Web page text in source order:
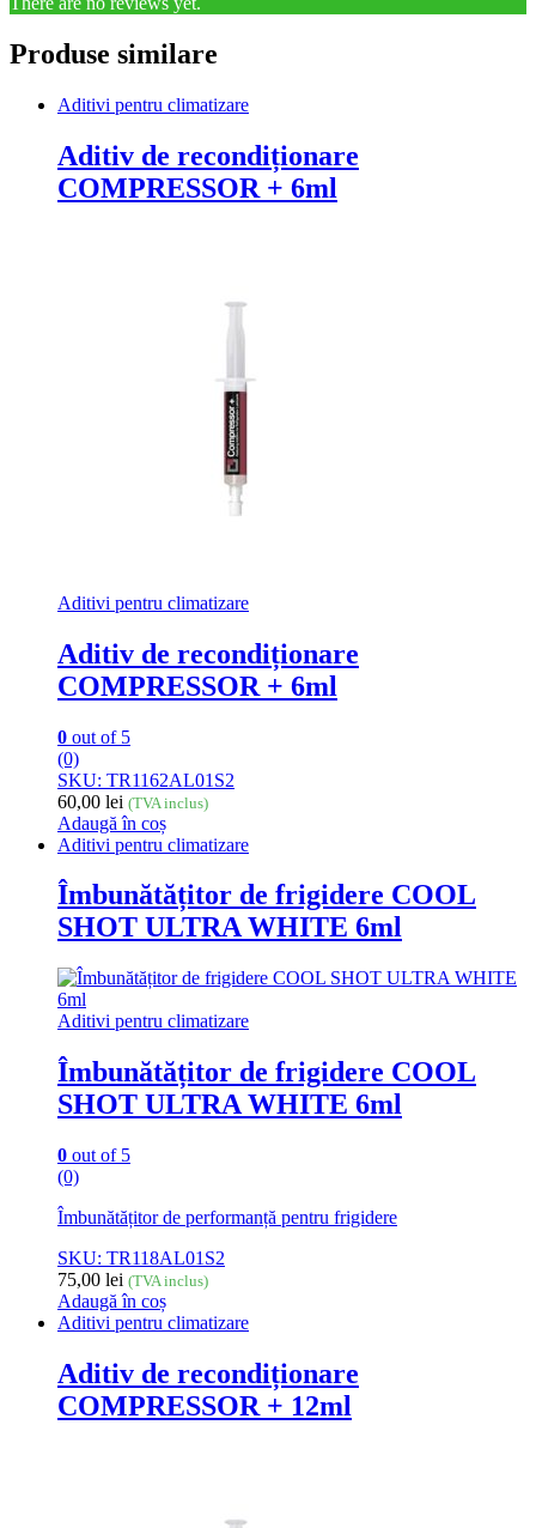
Produse similare
Aditivi pentru climatizare
Aditiv de recondiționare
COMPRESSOR + 6ml
Aditivi pentru climatizare
Aditiv de recondiționare
COMPRESSOR + 6ml
0 out of 5
(0)
SKU: TR1162AL01S2
60,00 lei (TVA inclus)
Adaugă în coș
Aditivi pentru climatizare
Îmbunătățitor de frigidere COOL
SHOT ULTRA WHITE 6ml
Aditivi pentru climatizare
Îmbunătățitor de frigidere COOL
SHOT ULTRA WHITE 6ml
0 out of 5
(0)
Îmbunătățitor de performanță pentru frigidere
SKU: TR118AL01S2
75,00 lei (TVA inclus)
Adaugă în coș
Aditivi pentru climatizare
Aditiv de recondiționare
COMPRESSOR + 12ml